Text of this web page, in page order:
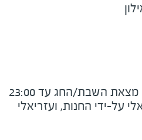
השבת/החג עד 23:00
על-ידי החנות, ועזריאלי